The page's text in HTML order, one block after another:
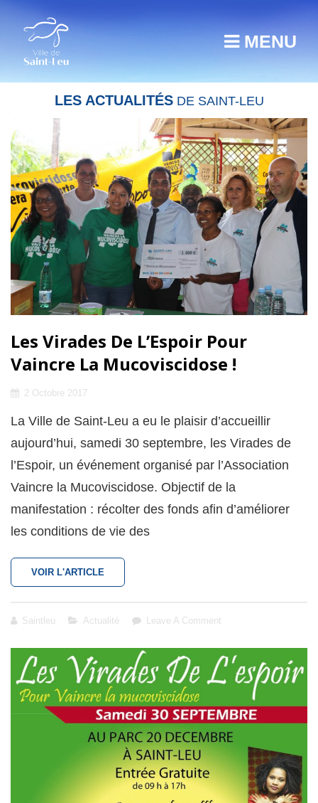
MENU
LES ACTUALITÉSDE SAINT-LEU
Les Virades De L’Espoir Pour
Vaincre La Mucoviscidose !
Posted
2 Octobre 2017
La Ville de Saint-Leu a eu le plaisir d’accueillir
aujourd’hui, samedi 30 septembre, les Virades de
l’Espoir, un événement organisé par l’Association
Vaincre la Mucoviscidose. Objectif de la
manifestation : récolter des fonds afin d’améliorer
les conditions de vie des
VOIR L'ARTICLE
VIRADES
POUR
MUCOVISCIDOSE
Saintleu
Cat
Actualité Leave A Comment